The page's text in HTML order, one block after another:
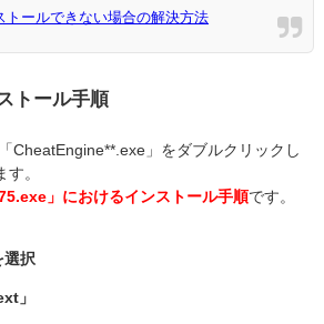
トールできない場合の解決方法
トール手順
CheatEngine**.exe」をダブルクリックし
。
」におけるインストール手順です。
択
」